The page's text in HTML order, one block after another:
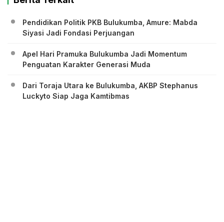
Pendidikan Politik PKB Bulukumba, Amure: Mabda
Siyasi Jadi Fondasi Perjuangan
Apel Hari Pramuka Bulukumba Jadi Momentum
Penguatan Karakter Generasi Muda
Dari Toraja Utara ke Bulukumba, AKBP Stephanus
Luckyto Siap Jaga Kamtibmas